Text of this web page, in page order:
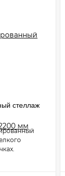
стеллаж